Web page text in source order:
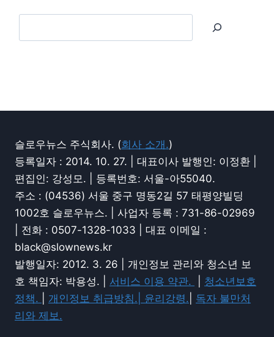
슬로우뉴스 주식회사. (회사 소개.)
등록일자 : 2014. 10. 27. | 대표이사 발행인: 이정환 |
편집인: 강성모. | 등록번호: 서울-아55040.
주소 : (04536) 서울 중구 명동2길 57 태평양빌딩
1002호 슬로우뉴스. | 사업자 등록 : 731-86-02969
| 전화 : 0507-1328-1033 | 대표 이메일 :
black@slownews.kr
발행일자: 2012. 3. 26 | 개인정보 관리와 청소년 보
호 책임자: 박용성. | 서비스 이용 약관.
청소년보호
정책.
개인정보 취급방침.| 윤리강령.
독자 불만처
리와 제보.